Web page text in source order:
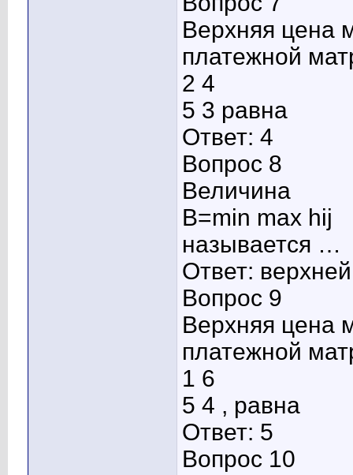
Верхняя цена
платежной
2 4
5 3 равна
Ответ: 4
Вопрос 8
Величина
B=min max hij
называется …
Ответ:
Вопрос 9
Верхняя цена
платежной
1 6
5 4 , равна
Ответ: 5
Вопрос 10